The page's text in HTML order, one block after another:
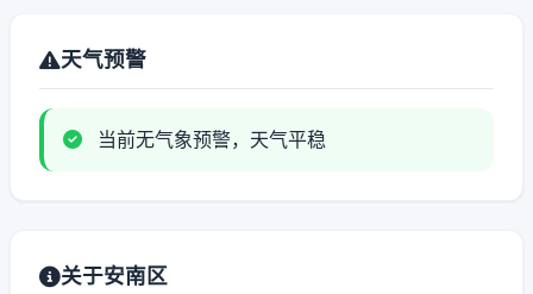
天气预警
当前无气象预警，天气平稳
关于安南区